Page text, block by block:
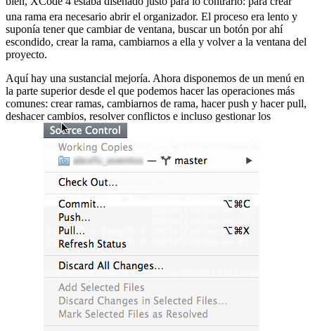
una rama era necesario abrir el organizador. El proceso era lento y
suponía tener que cambiar de ventana, buscar un botón por ahí
escondido, crear la rama, cambiarnos a ella y volver a la ventana del
proyecto.
Aquí hay una sustancial mejoría. Ahora disponemos de un menú en
la parte superior desde el que podemos hacer las operaciones más
comunes: crear ramas, cambiarnos de rama, hacer push y hacer pull,
deshacer cambios, resolver conflictos e incluso gestionar los